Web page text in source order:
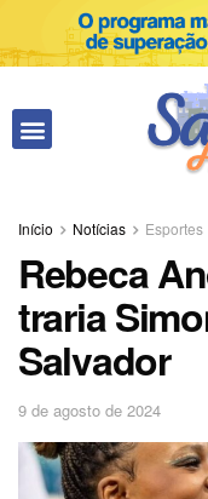
Início Notícias Esportes
Rebeca
traria
Salvador
9 de agosto de 2024